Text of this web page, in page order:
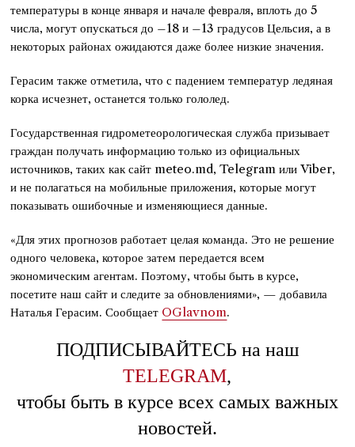
температуры в конце января и начале февраля, вплоть до 5
числа, могут опускаться до –18 и –13 градусов Цельсия, а в
некоторых районах ожидаются даже более низкие значения.
Герасим также отметила, что с падением температур ледяная
корка исчезнет, останется только гололед.
Государственная гидрометеорологическая служба призывает
граждан получать информацию только из официальных
источников, таких как сайт meteo.md, Telegram или Viber,
и не полагаться на мобильные приложения, которые могут
показывать ошибочные и изменяющиеся данные.
«Для этих прогнозов работает целая команда. Это не решение
одного человека, которое затем передается всем
экономическим агентам. Поэтому, чтобы быть в курсе,
посетите наш сайт и следите за обновлениями», — добавила
Наталья Герасим. Сообщает OGlavnom.
ПОДПИСЫВАЙТЕСЬ на наш
TELEGRAM,
чтобы быть в курсе всех самых важных
новостей.